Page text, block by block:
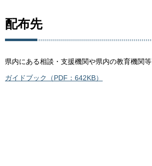
配布先
県内にある相談・支援機関や県内の教育機関等
ガイドブック（PDF：642KB）